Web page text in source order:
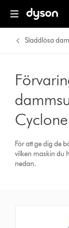
Sladdlösa
För att ge dig de
vilken maskin du
nedan.